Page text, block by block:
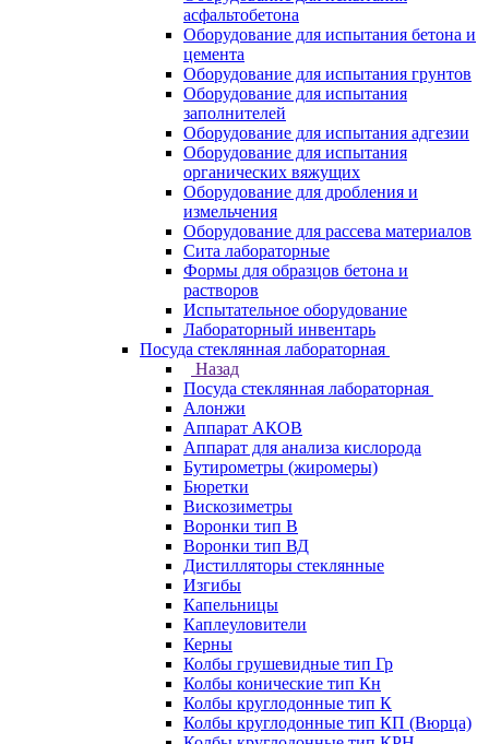
асфальтобетона
Оборудование для испытания бетона и
цемента
Оборудование для испытания грунтов
Оборудование для испытания
заполнителей
Оборудование для испытания адгезии
Оборудование для испытания
органических вяжущих
Оборудование для дробления и
измельчения
Оборудование для рассева материалов
Сита лабораторные
Формы для образцов бетона и
растворов
Испытательное оборудование
Лабораторный инвентарь
Посуда стеклянная лабораторная
Назад
Посуда стеклянная лабораторная
Алонжи
Аппарат АКОВ
Аппарат для анализа кислорода
Бутирометры (жиромеры)
Бюретки
Вискозиметры
Воронки тип В
Воронки тип ВД
Дистилляторы стеклянные
Изгибы
Капельницы
Каплеуловители
Керны
Колбы грушевидные тип Гр
Колбы конические тип Кн
Колбы круглодонные тип К
Колбы круглодонные тип КП (Вюрца)